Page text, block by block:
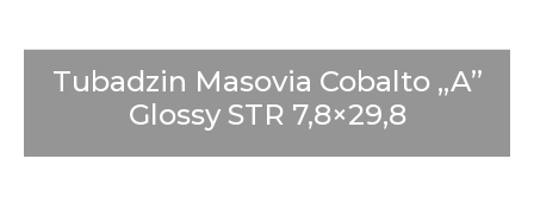
Tubadzin Masovia Cobalto „A”
Glossy STR 7,8×29,8